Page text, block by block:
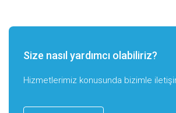
Size nasıl yardımcı olabiliriz?
Hizmetlerimiz konusunda bizimle